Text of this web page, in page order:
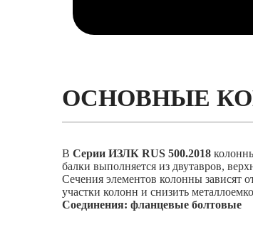
ОСНОВНЫЕ
В Серии ИЗЛК RUS 500.2018
балки выполняется из двутавров,
Сечения элементов колонны зависят
участки колонн и снизить
Соединения: фланцевые болтовые